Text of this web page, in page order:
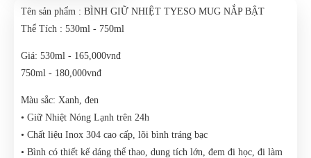
Tên sản phẩm : BÌNH GIỮ NHIỆT TYESO MUG NẮP BẬT
Thể Tích : 530ml - 750ml
Giá: 530ml - 165,000vnđ
750ml - 180,000vnđ
Màu sắc: Xanh, đen
• Giữ Nhiệt Nóng Lạnh trên 24h
• Chất liệu Inox 304 cao cấp, lõi bình tráng bạc
• Bình có thiết kế dáng thể thao, dung tích lớn, đem đi học, đi làm